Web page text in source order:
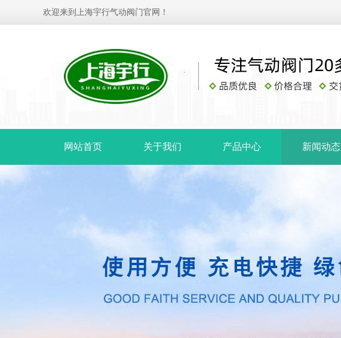
欢迎来到上海宇行气动阀门官网！
网站首页 关于我们 产品中心 新闻动态